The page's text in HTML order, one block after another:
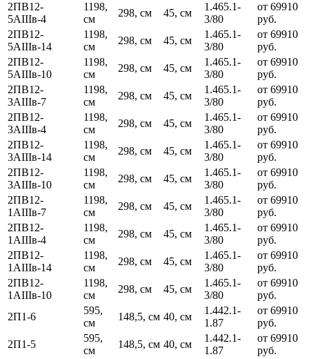
2ПВ12-
5АIIIв-4
1198,
см
298, см 45, см
1.465.1-
3/80
от 69910
руб.
2ПВ12-
5АIIIв-14
1198,
см
298, см 45, см
1.465.1-
3/80
от 69910
руб.
2ПВ12-
5АIIIв-10
1198,
см
298, см 45, см
1.465.1-
3/80
от 69910
руб.
2ПВ12-
3АIIIв-7
1198,
см
298, см 45, см
1.465.1-
3/80
от 69910
руб.
2ПВ12-
3АIIIв-4
1198,
см
298, см 45, см
1.465.1-
3/80
от 69910
руб.
2ПВ12-
3АIIIв-14
1198,
см
298, см 45, см
1.465.1-
3/80
от 69910
руб.
2ПВ12-
3АIIIв-10
1198,
см
298, см 45, см
1.465.1-
3/80
от 69910
руб.
2ПВ12-
1АIIIв-7
1198,
см
298, см 45, см
1.465.1-
3/80
от 69910
руб.
2ПВ12-
1АIIIв-4
1198,
см
298, см 45, см
1.465.1-
3/80
от 69910
руб.
2ПВ12-
1АIIIв-14
1198,
см
298, см 45, см
1.465.1-
3/80
от 69910
руб.
2ПВ12-
1АIIIв-10
1198,
см
298, см 45, см
1.465.1-
3/80
от 69910
руб.
2П1-6
595,
см
148,5, см 40, см
1.442.1-
1.87
от 69910
руб.
2П1-5
595,
см
148,5, см 40, см
1.442.1-
1.87
от 69910
руб.